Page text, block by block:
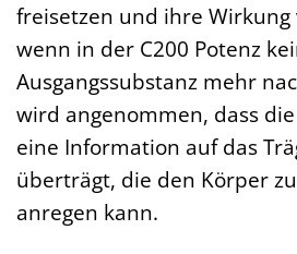
freisetzen und ihre Wirkung
wenn in der C200 Potenz
Ausgangssubstanz mehr
wird angenommen, dass
eine Information auf das
überträgt, die den Körper
anregen kann.